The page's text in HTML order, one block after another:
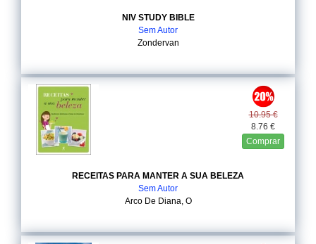
NIV STUDY BIBLE
Sem Autor
Zondervan
10.95 €
8.76 €
Comprar
RECEITAS PARA MANTER A SUA BELEZA
Sem Autor
Arco De Diana, O